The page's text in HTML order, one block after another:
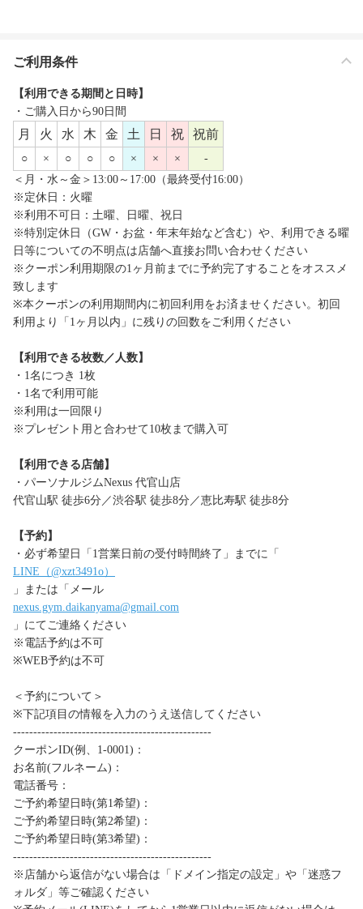
ご利用条件
【利用できる期間と日時】
・ご購入日から90日間
月 火 水 木 金 土 日 祝 祝前
○ × ○ ○ ○ × × ×
-
＜月・水～金＞13:00～17:00（最終受付16:00）
※定休日：火曜
※利用不可日：土曜、日曜、祝日
※特別定休日（GW・お盆・年末年始など含む）や、利用できる曜
日等についての不明点は店舗へ直接お問い合わせください
※クーポン利用期限の1ヶ月前までに予約完了することをオススメ
致します
※本クーポンの利用期間内に初回利用をお済ませください。初回
利用より「1ヶ月以内」に残りの回数をご利用ください
【利用できる枚数／人数】
・1名につき 1枚
・1名で利用可能
※利用は一回限り
※プレゼント用と合わせて10枚まで購入可
【利用できる店舗】
・パーソナルジムNexus 代官山店
代官山駅 徒歩6分／渋谷駅 徒歩8分／恵比寿駅 徒歩8分
【予約】
・必ず希望日「1営業日前の受付時間終了」までに「
LINE（@xzt3491o）
」または「メール
nexus.gym.daikanyama@gmail.com
」にてご連絡ください
※電話予約は不可
※WEB予約は不可
＜予約について＞
※下記項目の情報を入力のうえ送信してください
-------------------------------------------------
クーポンID(例、1-0001)：
お名前(フルネーム)：
電話番号：
ご予約希望日時(第1希望)：
ご予約希望日時(第2希望)：
ご予約希望日時(第3希望)：
-------------------------------------------------
※店舗から返信がない場合は「ドメイン指定の設定」や「迷惑フ
ォルダ」等ご確認ください